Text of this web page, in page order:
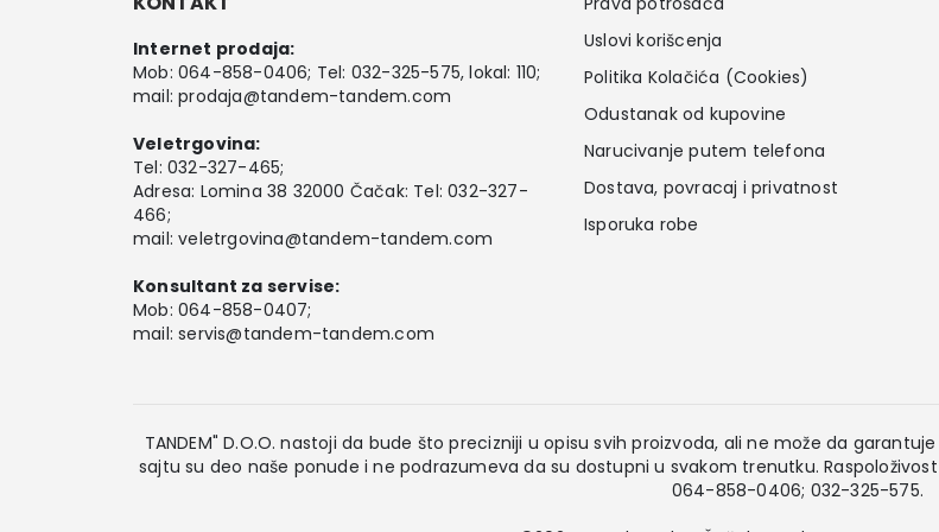
Internet prodaja:
Mob: 064-858-0406; Tel: 032-325-575, lokal: 110;
mail:prodaja@tandem-tandem.com
Veletrgovina:
Tel: 032-327-465;
Adresa: Lomina 38 32000 Čačak: Tel: 032-327-
466;
mail:veletrgovina@tandem-tandem.com
Konsultant za servise:
Mob: 064-858-0407;
mail:servis@tandem-tandem.com
Uslovi korišcenja
Politika Kolačića (Cookies)
Odustanak od kupovine
Narucivanje putem telefona
Dostava, povracaj i privatnost
Isporuka robe
TANDEM" D.O.O. nastoji da bude što precizniji u opisu svih proizvoda, ali ne može da
sajtu su deo naše ponude i ne podrazumeva da su dostupni u svakom trenutku.
064-858-0406; 032-325-575.